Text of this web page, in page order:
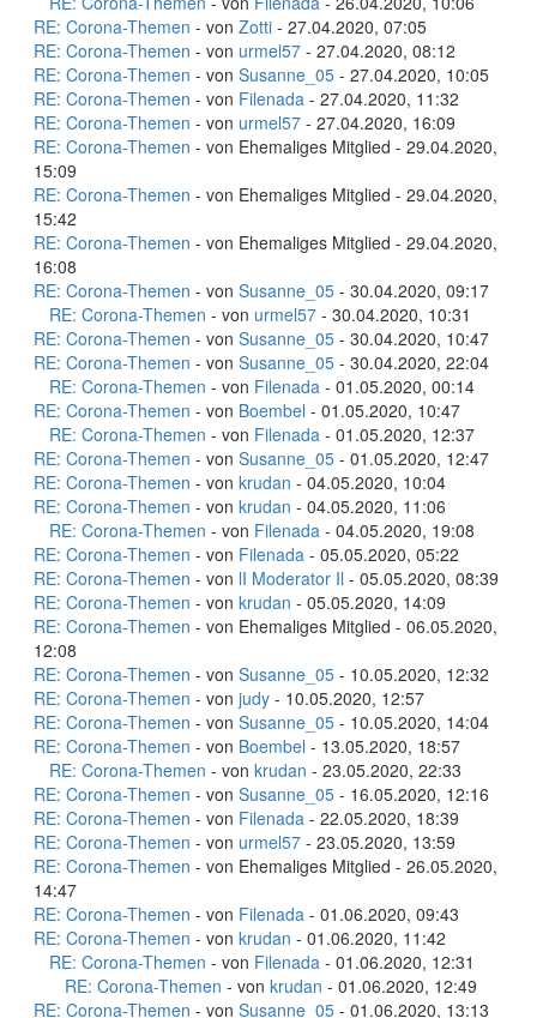
RE: Corona-Themen - von Zotti - 27.04.2020, 07:05
RE: Corona-Themen - von urmel57 - 27.04.2020, 08:12
RE: Corona-Themen - von Susanne_05 - 27.04.2020, 10:05
RE: Corona-Themen - von Filenada - 27.04.2020, 11:32
RE: Corona-Themen - von urmel57 - 27.04.2020, 16:09
RE: Corona-Themen - von Ehemaliges Mitglied - 29.04.2020,
15:09
RE: Corona-Themen - von Ehemaliges Mitglied - 29.04.2020,
15:42
RE: Corona-Themen - von Ehemaliges Mitglied - 29.04.2020,
16:08
RE: Corona-Themen - von Susanne_05 - 30.04.2020, 09:17
RE: Corona-Themen - von urmel57 - 30.04.2020, 10:31
RE: Corona-Themen - von Susanne_05 - 30.04.2020, 10:47
RE: Corona-Themen - von Susanne_05 - 30.04.2020, 22:04
RE: Corona-Themen - von Filenada - 01.05.2020, 00:14
RE: Corona-Themen - von Boembel - 01.05.2020, 10:47
RE: Corona-Themen - von Filenada - 01.05.2020, 12:37
RE: Corona-Themen - von Susanne_05 - 01.05.2020, 12:47
RE: Corona-Themen - von krudan - 04.05.2020, 10:04
RE: Corona-Themen - von krudan - 04.05.2020, 11:06
RE: Corona-Themen - von Filenada - 04.05.2020, 19:08
RE: Corona-Themen - von Filenada - 05.05.2020, 05:22
RE: Corona-Themen - von lI Moderator Il - 05.05.2020, 08:39
RE: Corona-Themen - von krudan - 05.05.2020, 14:09
RE: Corona-Themen - von Ehemaliges Mitglied - 06.05.2020,
12:08
RE: Corona-Themen - von Susanne_05 - 10.05.2020, 12:32
RE: Corona-Themen - von judy - 10.05.2020, 12:57
RE: Corona-Themen - von Susanne_05 - 10.05.2020, 14:04
RE: Corona-Themen - von Boembel - 13.05.2020, 18:57
RE: Corona-Themen - von krudan - 23.05.2020, 22:33
RE: Corona-Themen - von Susanne_05 - 16.05.2020, 12:16
RE: Corona-Themen - von Filenada - 22.05.2020, 18:39
RE: Corona-Themen - von urmel57 - 23.05.2020, 13:59
RE: Corona-Themen - von Ehemaliges Mitglied - 26.05.2020,
14:47
RE: Corona-Themen - von Filenada - 01.06.2020, 09:43
RE: Corona-Themen - von krudan - 01.06.2020, 11:42
RE: Corona-Themen - von Filenada - 01.06.2020, 12:31
RE: Corona-Themen - von krudan - 01.06.2020, 12:49
RE: Corona-Themen - von Susanne_05 - 01.06.2020, 13:13